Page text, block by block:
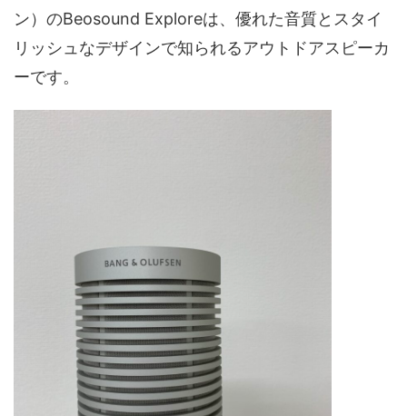
ン）のBeosound Exploreは、優れた音質とスタイ
リッシュなデザインで知られるアウトドアスピーカ
ーです。